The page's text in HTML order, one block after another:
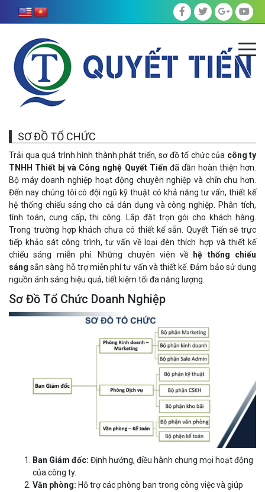
SƠ ĐỒ TỔ CHỨC
Trải qua quá trình hình thành phát triển, sơ đồ tổ chức của công ty
TNHH Thiết bị và Công nghệ Quyết Tiến đã dần hoàn thiện hơn.
Bộ máy doanh nghiệp hoạt động chuyên nghiệp và chỉn chu hơn.
Đến nay chúng tôi có đội ngũ kỹ thuật có khả năng tư vấn, thiết kế
hệ thống chiếu sáng cho cả dân dụng và công nghiệp. Phân tích,
tính toán, cung cấp, thi công. Lắp đặt trọn gói cho khách hàng.
Trong trường hợp khách chưa có thiết kế sẵn. Quyết Tiến sẽ trực
tiếp khảo sát công trình, tư vấn về loại đèn thích hợp và thiết kế
chiếu sáng miễn phí. Những chuyên viên về
hệ thống chiếu
sáng sẵn sàng hỗ trợ miễn phí tư vấn và thiết kế. Đảm bảo sử dụng
nguồn ánh sáng hiệu quả, tiết kiệm tối đa năng lượng.
Sơ Đồ Tổ Chức Doanh Nghiệp
Ban Giám đốc: Định hướng, điều hành chung mọi hoạt động
của công ty.
Văn phòng: Hỗ trợ các phòng ban trong công việc và giúp